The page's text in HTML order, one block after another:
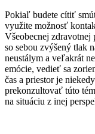
Pokiaľ budete cítiť
využite možnosť
Všeobecnej zdravotnej
so sebou zvýšený tlak
neustálym a veľakrát
emócie, vedieť sa
čas a priestor je
prekonzultovať túto
na situáciu z inej